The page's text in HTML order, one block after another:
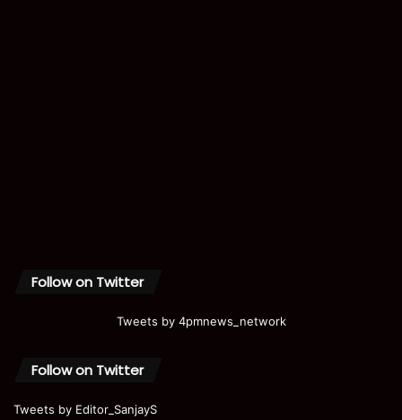
Follow on Twitter
Tweets by 4pmnews_network
Follow on Twitter
Tweets by Editor_SanjayS